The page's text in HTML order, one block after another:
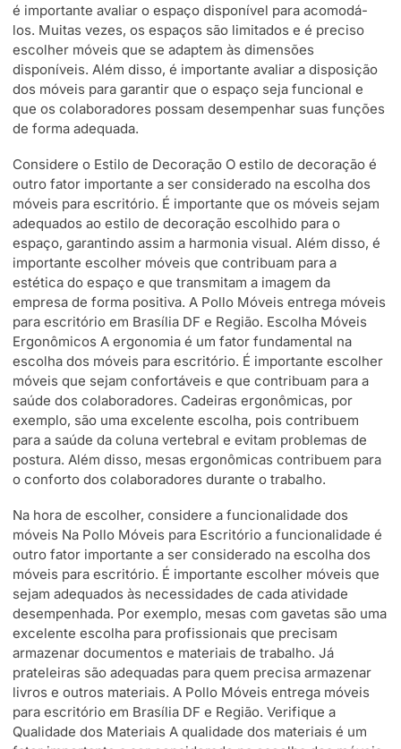
é importante avaliar o espaço disponível para acomodá-
los. Muitas vezes, os espaços são limitados e é preciso
escolher móveis que se adaptem às dimensões
disponíveis. Além disso, é importante avaliar a disposição
dos móveis para garantir que o espaço seja funcional e
que os colaboradores possam desempenhar suas funções
de forma adequada.
Considere o Estilo de Decoração O estilo de decoração é
outro fator importante a ser considerado na escolha dos
móveis para escritório. É importante que os móveis sejam
adequados ao estilo de decoração escolhido para o
espaço, garantindo assim a harmonia visual. Além disso, é
importante escolher móveis que contribuam para a
estética do espaço e que transmitam a imagem da
empresa de forma positiva. A Pollo Móveis entrega móveis
para escritório em Brasília DF e Região. Escolha Móveis
Ergonômicos A ergonomia é um fator fundamental na
escolha dos móveis para escritório. É importante escolher
móveis que sejam confortáveis e que contribuam para a
saúde dos colaboradores. Cadeiras ergonômicas, por
exemplo, são uma excelente escolha, pois contribuem
para a saúde da coluna vertebral e evitam problemas de
postura. Além disso, mesas ergonômicas contribuem para
o conforto dos colaboradores durante o trabalho.
Na hora de escolher, considere a funcionalidade dos
móveis Na Pollo Móveis para Escritório a funcionalidade é
outro fator importante a ser considerado na escolha dos
móveis para escritório. É importante escolher móveis que
sejam adequados às necessidades de cada atividade
desempenhada. Por exemplo, mesas com gavetas são uma
excelente escolha para profissionais que precisam
armazenar documentos e materiais de trabalho. Já
prateleiras são adequadas para quem precisa armazenar
livros e outros materiais. A Pollo Móveis entrega móveis
para escritório em Brasília DF e Região. Verifique a
Qualidade dos Materiais A qualidade dos materiais é um